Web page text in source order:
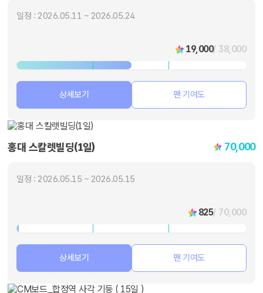
일정 : 2026.05.11 ~ 2026.05.24
19,000/ 38,000
상세보기 팬 기여도
홍대 스칼렛빌딩(1일) 70,000
일정 : 2026.05.15 ~ 2026.05.15
825/ 70,000
상세보기 팬 기여도